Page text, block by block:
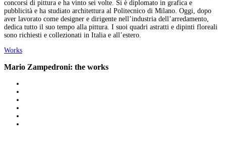
concorsi di pittura e ha vinto sei volte. Si è diplomato in grafica e
pubblicità e ha studiato architettura al Politecnico di Milano. Oggi, dopo
aver lavorato come designer e dirigente nell’industria dell’arredamento,
dedica tutto il suo tempo alla pittura. I suoi quadri astratti e dipinti floreali
sono richiesti e collezionati in Italia e all’estero.
Works
Mario Zampedroni: the works